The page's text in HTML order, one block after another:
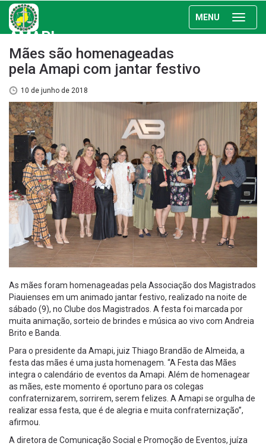
MENU
AMAPI
Mães são homenageadas
pela Amapi com jantar festivo
10 de junho de 2018
As mães foram homenageadas pela Associação dos Magistrados
Piauienses em um animado jantar festivo, realizado na noite de
sábado (9), no Clube dos Magistrados. A festa foi marcada por
muita animação, sorteio de brindes e música ao vivo com Andreia
Brito e Banda.
Para o presidente da Amapi, juiz Thiago Brandão de Almeida, a
festa das mães é uma justa homenagem. “A Festa das Mães
integra o calendário de eventos da Amapi. Além de homenagear
as mães, este momento é oportuno para os colegas
confraternizarem, sorrirem, serem felizes. A Amapi se orgulha de
realizar essa festa, que é de alegria e muita confraternização”,
afirmou.
A diretora de Comunicação Social e Promoção de Eventos, juíza